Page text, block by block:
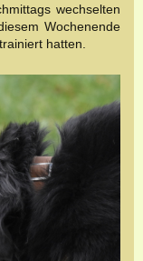
wechselten
Wochenende
hatten.